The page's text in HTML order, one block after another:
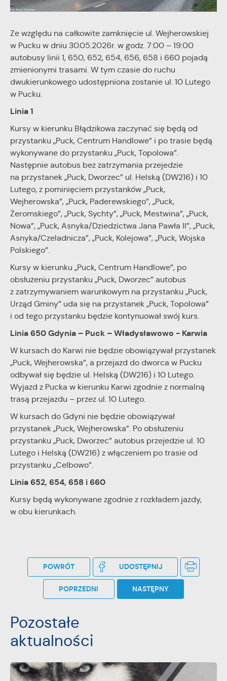
Ze względu na całkowite zamknięcie ul. Wejherowskiej
w Pucku w dniu 30.05.2026r. w godz. 7:00 – 19:00
autobusy linii 1, 650, 652, 654, 656, 658 i 660 pojadą
zmienionymi trasami. W tym czasie do ruchu
dwukierunkowego udostępniona zostanie ul. 10 Lutego
w Pucku.
Linia 1
Kursy w kierunku Błądzikowa zaczynać się będą od
przystanku „Puck, Centrum Handlowe” i po trasie będą
wykonywane do przystanku „Puck, Topolowa”.
Następnie autobus bez zatrzymania przejedzie
na przystanek „Puck, Dworzec” ul. Helską (DW216) i 10
Lutego, z pominięciem przystanków „Puck,
Wejherowska”, „Puck, Paderewskiego”, „Puck,
Żeromskiego”, „Puck, Sychty”, „Puck, Mestwina”, „Puck,
Nowa”, „Puck, Asnyka/Dziedzictwa Jana Pawła II”, „Puck,
Asnyka/Czeladnicza”, „Puck, Kolejowa”, „Puck, Wojska
Polskiego”.
Kursy w kierunku „Puck, Centrum Handlowe”, po
obsłużeniu przystanku „Puck, Dworzec” autobus
z zatrzymywaniem warunkowym na przystanku „Puck,
Urząd Gminy” uda się na przystanek „Puck, Topolowa”
i od tego przystanku będzie kontynuował swój kurs.
Linia 650 Gdynia – Puck – Władysławowo - Karwia
W kursach do Karwi nie będzie obowiązywał przystanek
„Puck, Wejherowska”, a przejazd do dworca w Pucku
odbywał się będzie ul. Helską (DW216) i 10 Lutego.
Wyjazd z Pucka w kierunku Karwi zgodnie z normalną
trasą przejazdu – przez ul. 10 Lutego.
W kursach do Gdyni nie będzie obowiązywał
przystanek „Puck, Wejherowska”. Po obsłużeniu
przystanku „Puck, Dworzec” autobus przejedzie ul. 10
Lutego i Helską (DW216) z włączeniem po trasie od
przystanku „Celbowo”.
Linia 652, 654, 658 i 660
Kursy będą wykonywane zgodnie z rozkładem jazdy,
w obu kierunkach.
POWRÓT UDOSTĘPNIJ
POPRZEDNI NASTĘPNY
Pozostałe
aktualności
stronach podmiotów trzecich lub firm będących naszymi
charakterze pośredników prezentujących nasze treści w
postaci wiadomości, ofert, komunikatów mediów